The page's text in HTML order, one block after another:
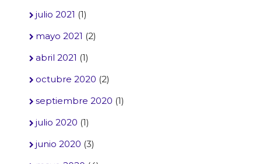
julio 2021 (1)
mayo 2021 (2)
abril 2021 (1)
octubre 2020 (2)
septiembre 2020 (1)
julio 2020 (1)
junio 2020 (3)